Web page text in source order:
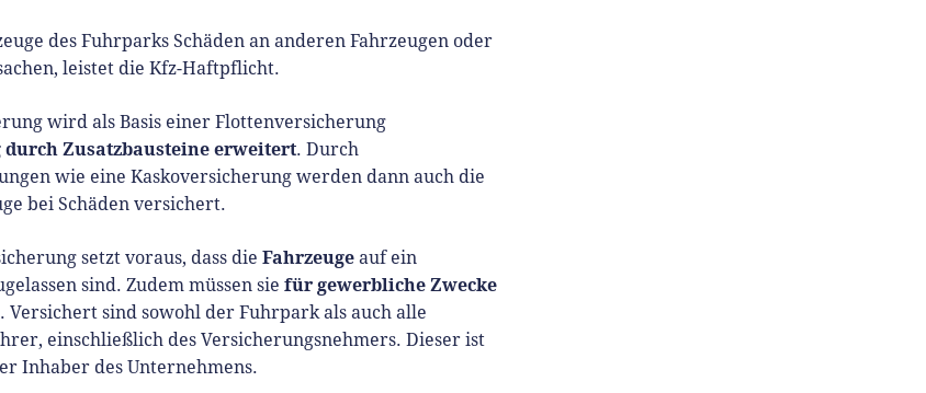
des Fuhrparks Schäden an anderen Fahrzeugen oder
leistet die Kfz-Haftpflicht.
wird als Basis einer Flottenversicherung
Zusatzbausteine erweitert. Durch
wie eine Kaskoversicherung werden dann auch die
bei Schäden versichert.
setzt voraus, dass die Fahrzeugeauf ein
sind. Zudem müssen sie für gewerbliche Zwecke
sind sowohl der Fuhrpark als auch alle
einschließlich des Versicherungsnehmers. Dieser ist
Inhaber des Unternehmens.